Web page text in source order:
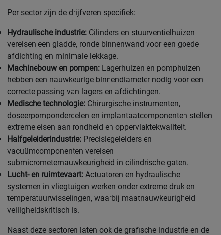
Per sector zijn de drijfveren specifiek:
Hydraulische industrie: Cilinders en stuurventielhuizen
vereisen een gladde, ronde binnenwand voor een goede
afdichting en minimale lekkage.
Machinebouw en pompen: Lagerhuizen en pomphuizen
hebben een nauwkeurige binnendiameter nodig voor een
correcte passing van lagers en afdichtingen.
Medische technologie: Chirurgische instrumenten,
doseerpomponderdelen en implantaatcomponenten stellen
extreme eisen aan rondheid en oppervlaktekwaliteit.
Halfgeleiderindustrie: Precisiegeleiders en
vacuümcomponenten vereisen
submicrometernauwkeurigheid in cilindrische gaten.
Lucht- en ruimtevaart: Actuatoren en hydraulische
systemen in vliegtuigen werken onder extreme druk en
temperatuurwisselingen, waarbij maatnauwkeurigheid
veiligheidskritisch is.
Naast deze sectoren laten ook de grafische industrie en de